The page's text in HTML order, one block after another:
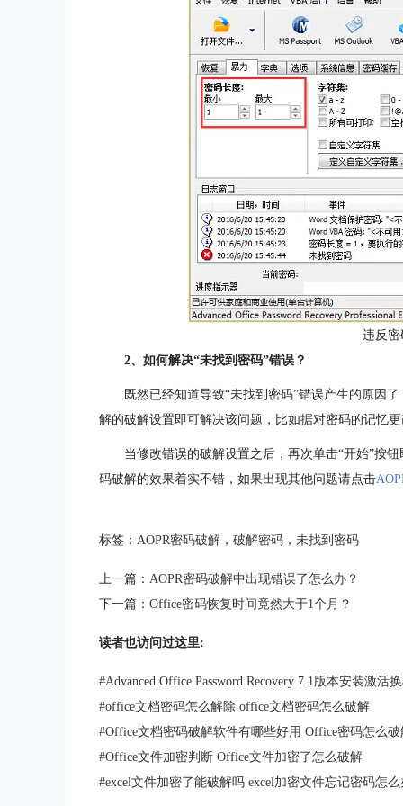
违反密
2、如何解决“未找到密码”错误？
既然已经知道导致“未找到密码”错误产生的原因了
解的破解设置即可解决该问题，比如据对密码的记忆
当修改错误的破解设置之后，再次单击“开始”按
码破解的效果着实不错，如果出现其他问题请点击
标签： AOPR密码破解 ， 破解密码 ， 未找到密码
上一篇： AOPR密码破解中出现错误了怎么办？
下一篇： Office密码恢复时间竟然大于1个月？
读者也访问过这里:
#Advanced Office Password Recovery 7.1版本安装激活
#office文档密码怎么解除 office文档密码怎么破解
#Office文档密码破解软件有哪些好用 Office密码怎么破
#Office文件加密判断 Office文件加密了怎么破解
#excel文件加密了能破解吗 excel加密文件忘记密码怎么